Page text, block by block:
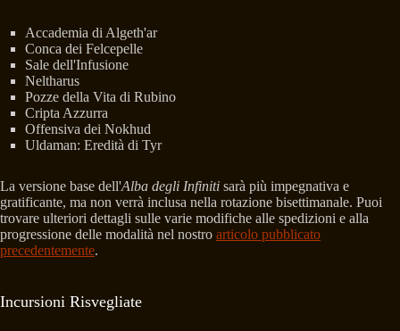
Accademia di Algeth'ar
Conca dei Felcepelle
Sale dell'Infusione
Neltharus
Pozze della Vita di Rubino
Cripta Azzurra
Offensiva dei Nokhud
Uldaman: Eredità di Tyr
La versione base dell'Alba degli Infiniti sarà più impegnativa e
gratificante, ma non verrà inclusa nella rotazione bisettimanale. Puoi
trovare ulteriori dettagli sulle varie modifiche alle spedizioni e alla
progressione delle modalità nel nostro articolo pubblicato
precedentemente.
Incursioni Risvegliate